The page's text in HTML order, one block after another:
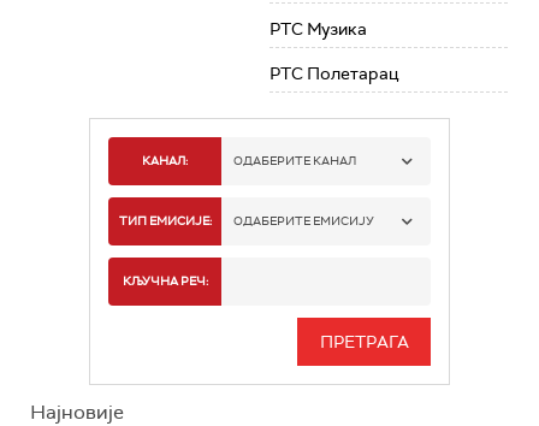
РТС Музика
РТС Полетарац
КАНАЛ: ОДАБЕРИТЕ КАНАЛ
РТС 1
РТС 3
ТИП ЕМИСИЈЕ: ОДАБЕРИТЕ ЕМИСИЈУ
ИНФО
КЉУЧНА РЕЧ:
Најновије